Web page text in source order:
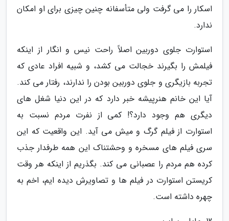
اسکار را می گرفت ولی متأسفانه چنین چیزی برای او امکان
ندارد.
استوارت جلوی دوربین اصلاً راحت نیس و انگار از اینکه
فیلمش را بگیرند خجالت می کشد، و شبیه افراد عادی که
تجربه بازیگری و جلوی دوربین بودن را ندارند، رفتار می کند.
آیا این خانم هنرپیشه خبر دارد که در این دنیا شغل های
دیگری هم وجود دارد؟! کمی از نفرت مردم نسبت به
استوارت از فیلم گرگ و میش می آید. این واقعیت که این
سری فیلم های مسخره و وحشتناک این همه طرفدار جذب
کرده هم مردم را عصبانی می کند. بگذریم از اینکه هر وقت
کریستن استوارت در فیلم ها و تصاویرش دیده ایم، اخم به
چهره داشته است.